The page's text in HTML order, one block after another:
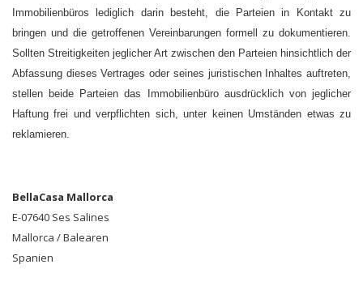
Immobilienbüros lediglich darin besteht, die Parteien in Kontakt zu
bringen und die getroffenen Vereinbarungen formell zu dokumentieren.
Sollten Streitigkeiten jeglicher Art zwischen den Parteien hinsichtlich der
Abfassung dieses Vertrages oder seines juristischen Inhaltes auftreten,
stellen beide Parteien das Immobilienbüro ausdrücklich von jeglicher
Haftung frei und verpflichten sich, unter keinen Umständen etwas zu
reklamieren.
BellaCasa Mallorca
E-07640 Ses Salines
Mallorca / Balearen
Spanien